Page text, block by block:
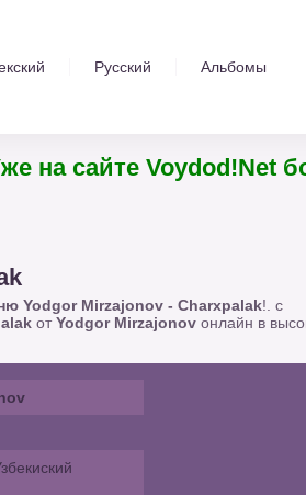
Русский Альбомы
сайте Voydod!Net
Yodgor Mirzajonov - Charxpalak!. с
отYodgor Mirzajonov онлайн в